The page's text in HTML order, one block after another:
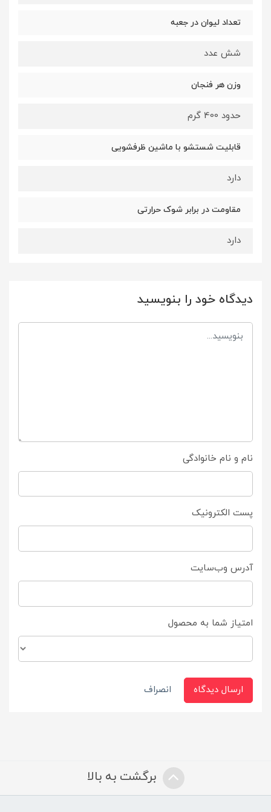
تعداد لیوان در جعبه
شش عدد
وزن هر فنجان
حدود 400 گرم
قابلیت شستشو با ماشین ظرفشویی
دارد
مقاومت در برابر شوک حرارتی
دارد
دیدگاه خود را بنویسید
نام و نام خانوادگی
پست الکترونیک
آدرس وب‌سایت
امتیاز شما به محصول
ارسال دیدگاه انصراف
برگشت به بالا